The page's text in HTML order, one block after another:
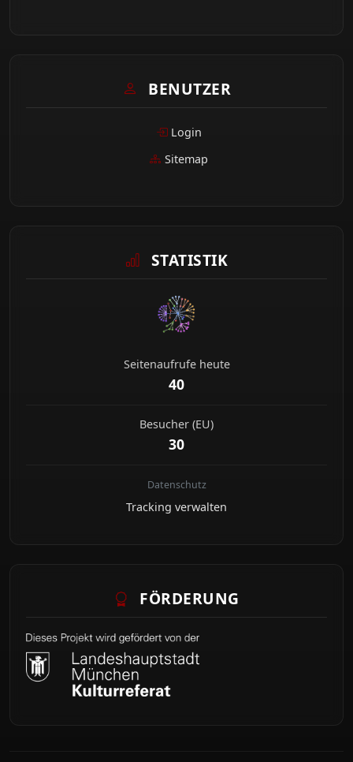
BENUTZER
Login
Sitemap
STATISTIK
Seitenaufrufe heute
40
Besucher (EU)
30
Datenschutz
Tracking verwalten
FÖRDERUNG